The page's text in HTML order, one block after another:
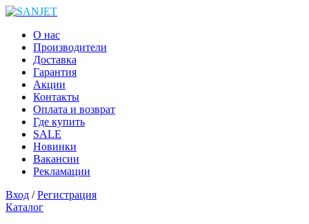
О нас
Производители
Доставка
Гарантия
Акции
Контакты
Оплата и возврат
Где купить
SALE
Новинки
Вакансии
Рекламации
Вход /Регистрация
Каталог